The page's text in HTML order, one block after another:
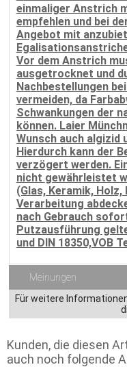
einmaliger Anstrich
empfehlen und bei
Angebot mit
Vor dem Anstrich
ausgetrocknet und
Nachbestellungen
vermeiden, da
Schwankungen der
können. Laier
Wunsch auch algizid
Hierdurch kann der
verzögert werden.
nicht gewährleistet
(Glas, Keramik,
Verarbeitung
nach Gebrauch
Putzausführung
und DIN 18350,VOB
Meinungen
Für weitere
Kunden, die diesen
auch noch folgende